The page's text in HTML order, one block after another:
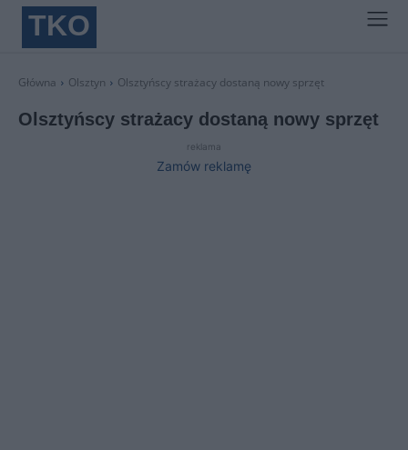
TKO
Główna Olsztyn Olsztyńscy strażacy dostaną nowy sprzęt
Olsztyńscy strażacy dostaną nowy sprzęt
reklama
Zamów reklamę